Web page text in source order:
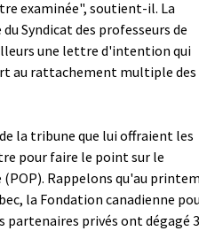
examinée", soutient-il. La
Syndicat des professeurs de
une lettre d'intention qui
au rattachement multiple des
la tribune que lui offraient les
pour faire le point sur le
Rappelons qu'au
la Fondation canadienne
privés ont dégagé